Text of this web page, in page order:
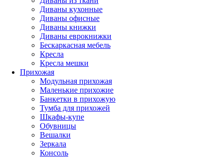
Диваны кухонные
Диваны офисные
Диваны книжки
Диваны еврокнижки
Бескаркасная мебель
Кресла
Кресла мешки
Прихожая
Модульная прихожая
Маленькие прихожие
Банкетки в прихожую
Тумба для прихожей
Шкафы-купе
Обувницы
Вешалки
Зеркала
Консоль